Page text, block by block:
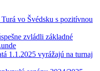
vo Švédsku s pozitívnou
zvládli základné
1.1.2025 vyrážajú na turnaj